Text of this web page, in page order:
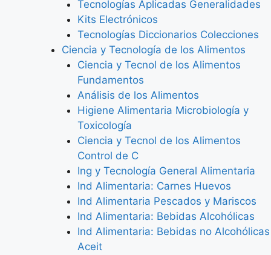
Tecnologías Aplicadas Generalidades
Kits Electrónicos
Tecnologías Diccionarios Colecciones
Ciencia y Tecnología de los Alimentos
Ciencia y Tecnol de los Alimentos
Fundamentos
Análisis de los Alimentos
Higiene Alimentaria Microbiología y
Toxicología
Ciencia y Tecnol de los Alimentos
Control de C
Ing y Tecnología General Alimentaria
Ind Alimentaria: Carnes Huevos
Ind Alimentaria Pescados y Mariscos
Ind Alimentaria: Bebidas Alcohólicas
Ind Alimentaria: Bebidas no Alcohólicas
Aceit